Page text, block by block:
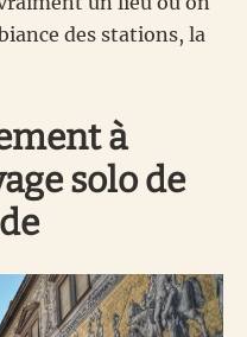
des stations, la
à
solo de